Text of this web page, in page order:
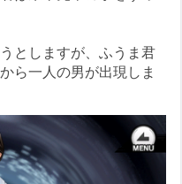
としますが、ふうま君
ら一人の男が出現しま